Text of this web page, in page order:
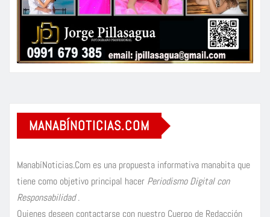
MANABÍNOTICIAS.COM
ManabíNoticias.Com es una propuesta informativa manabita que
tiene como objetivo principal hacer Periodismo Digital con
Responsabilidad.
Quienes deseen contactarse con nuestro Cuerpo de Redacción